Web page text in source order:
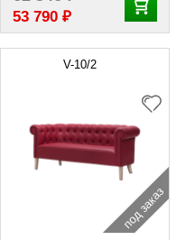
53 790 ₽
V-10/2
под заказ